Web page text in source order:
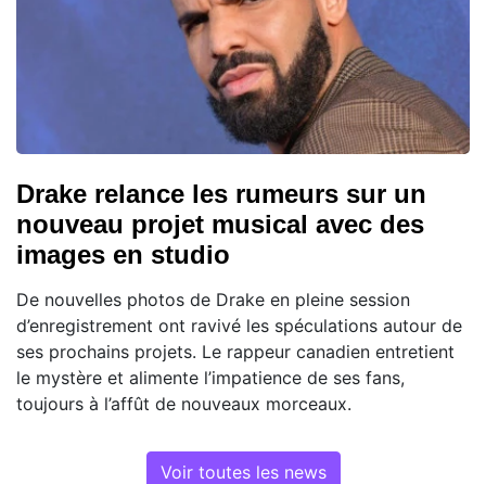
Drake relance les rumeurs sur un
nouveau projet musical avec des
images en studio
De nouvelles photos de Drake en pleine session
d’enregistrement ont ravivé les spéculations autour de
ses prochains projets. Le rappeur canadien entretient
le mystère et alimente l’impatience de ses fans,
toujours à l’affût de nouveaux morceaux.
Voir toutes les news